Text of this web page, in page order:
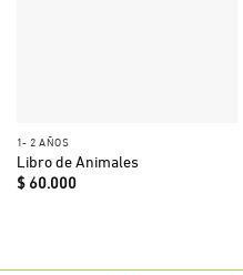
1- 2 AÑOS
Libro de Animales
$60.000